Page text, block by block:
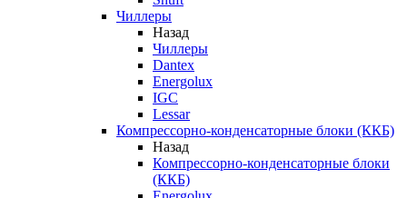
Чиллеры
Назад
Чиллеры
Dantex
Energolux
IGC
Lessar
Компрессорно-конденсаторные блоки (ККБ)
Назад
Компрессорно-конденсаторные блоки
(ККБ)